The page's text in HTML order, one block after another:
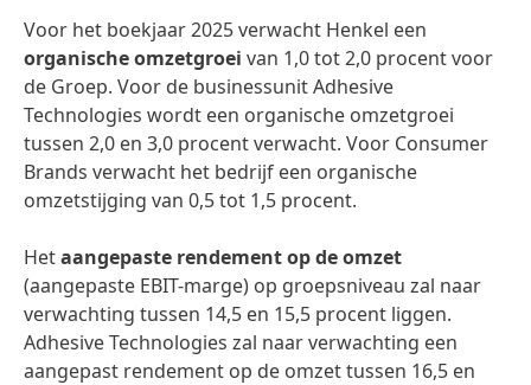
Voor het boekjaar 2025 verwacht Henkel een
organische omzetgroei van 1,0 tot 2,0 procent voor
de Groep. Voor de businessunit Adhesive
Technologies wordt een organische omzetgroei
tussen 2,0 en 3,0 procent verwacht. Voor Consumer
Brands verwacht het bedrijf een organische
omzetstijging van 0,5 tot 1,5 procent.
Hetaangepaste rendement op de omzet
(aangepaste EBIT-marge) op groepsniveau zal naar
verwachting tussen 14,5 en 15,5 procent liggen.
Adhesive Technologies zal naar verwachting een
aangepast rendement op de omzet tussen 16,5 en